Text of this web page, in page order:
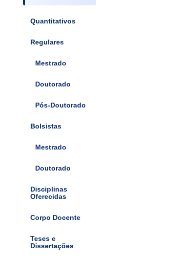
Quantitativos
Regulares
Mestrado
Doutorado
Pós-Doutorado
Bolsistas
Mestrado
Doutorado
Disciplinas
Oferecidas
Corpo Docente
Teses e
Dissertações